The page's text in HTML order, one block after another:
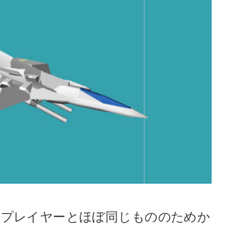
レイヤーとほぼ同じもののためか